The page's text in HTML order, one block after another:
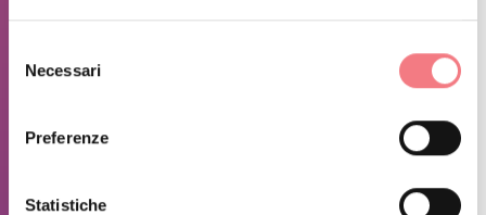
delNecessari
Preferenze
Statistiche